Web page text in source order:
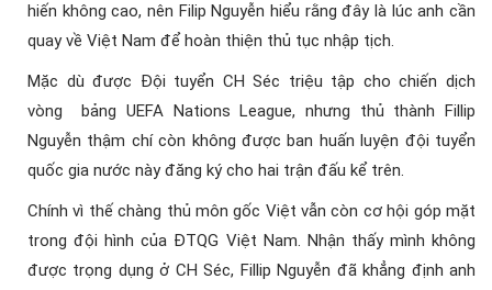
hiến không cao, nên Filip Nguyễn hiểu rằng đây là lúc anh cần
quay về Việt Nam để hoàn thiện thủ tục nhập tịch.
Mặc dù được Đội tuyển CH Séc triệu tập cho chiến dịch
vòng bảng UEFA Nations League, nhưng thủ thành Fillip
Nguyễn thậm chí còn không được ban huấn luyện đội tuyển
quốc gia nước này đăng ký cho hai trận đấu kể trên.
Chính vì thế chàng thủ môn gốc Việt vẫn còn cơ hội góp mặt
trong đội hình của ĐTQG Việt Nam. Nhận thấy mình không
được trọng dụng ở CH Séc, Fillip Nguyễn đã khẳng định anh